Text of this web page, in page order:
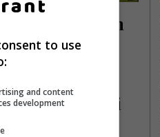
| O clădire din
a prăbușit în
explozii
de o
de gaz. Trei
extrase de
to use
and content
development